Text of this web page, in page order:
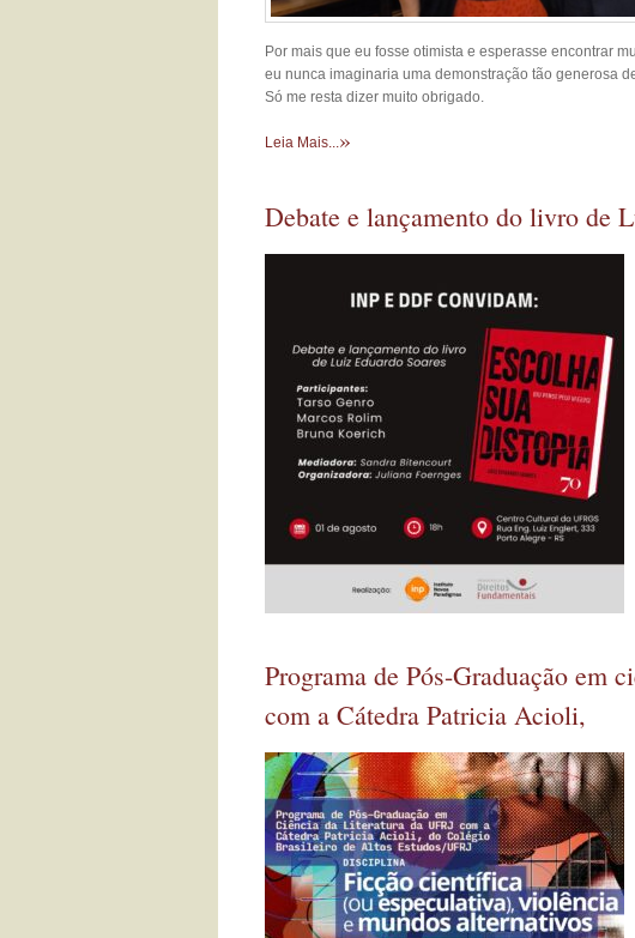
Por mais que eu fosse otimista e esperasse encontrar
eu nunca imaginaria uma demonstração tão generosa
Só me resta dizer muito obrigado.
Leia Mais...»
Debate e lançamento do livro de
Programa de Pós-Graduação em
com a Cátedra Patricia Acioli,